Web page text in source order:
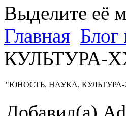
Выделите её
Главная Блог
КУЛЬТУРА-
"ЮНОСТЬ, НАУКА,